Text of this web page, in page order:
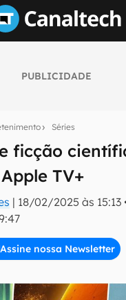
PUBLICIDADE
Séries
ficção
TV+
| 18/02/2025 às 15:13
Assine nossa Newsletter
sobre tecnologia em
de Privacidade do Canaltech.